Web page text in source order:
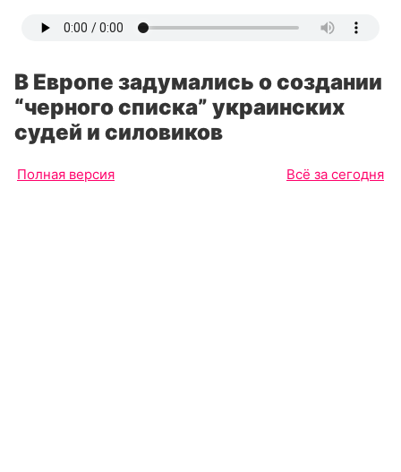
В Европе задумались о создании
“черного списка” украинских
судей и силовиков
Полная версия Всё за сегодня